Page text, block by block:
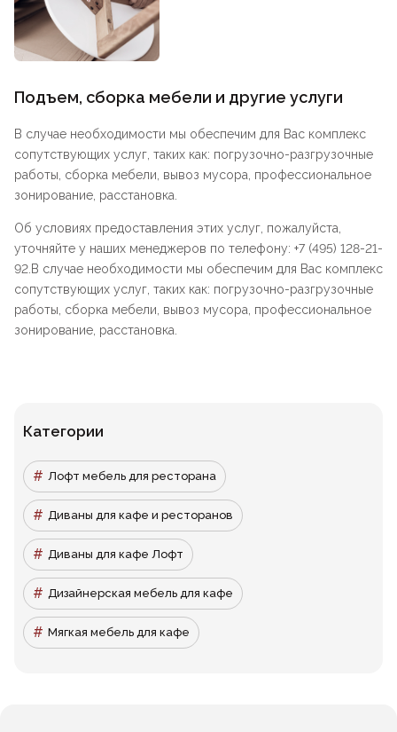
Подъем, сборка мебели и другие услуги
В случае необходимости мы обеспечим для Вас комплекс
сопутствующих услуг, таких как: погрузочно-разгрузочные
работы, сборка мебели, вывоз мусора, профессиональное
зонирование, расстановка.
Об условиях предоставления этих услуг, пожалуйста,
уточняйте у наших менеджеров по телефону: +7 (495) 128-21-
92.В случае необходимости мы обеспечим для Вас комплекс
сопутствующих услуг, таких как: погрузочно-разгрузочные
работы, сборка мебели, вывоз мусора, профессиональное
зонирование, расстановка.
Категории
Лофт мебель для ресторана
Диваны для кафе и ресторанов
Диваны для кафе Лофт
Дизайнерская мебель для кафе
Мягкая мебель для кафе